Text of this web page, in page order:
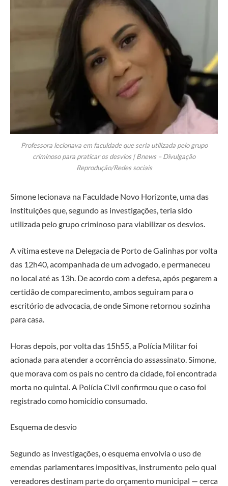
Professora lecionava em faculdade que seria utilizada pelo grupo
criminoso para praticar os desvios | Bnews – Divulgação
Reprodução/Redes sociais
Simone lecionava na Faculdade Novo Horizonte, uma das
instituições que, segundo as investigações, teria sido
utilizada pelo grupo criminoso para viabilizar os desvios.
A vítima esteve na Delegacia de Porto de Galinhas por volta
das 12h40, acompanhada de um advogado, e permaneceu
no local até as 13h. De acordo com a defesa, após pegarem a
certidão de comparecimento, ambos seguiram para o
escritório de advocacia, de onde Simone retornou sozinha
para casa.
Horas depois, por volta das 15h55, a Polícia Militar foi
acionada para atender a ocorrência do assassinato. Simone,
que morava com os pais no centro da cidade, foi encontrada
morta no quintal. A Polícia Civil confirmou que o caso foi
registrado como homicídio consumado.
Esquema de desvio
Segundo as investigações, o esquema envolvia o uso de
emendas parlamentares impositivas, instrumento pelo qual
vereadores destinam parte do orçamento municipal — cerca